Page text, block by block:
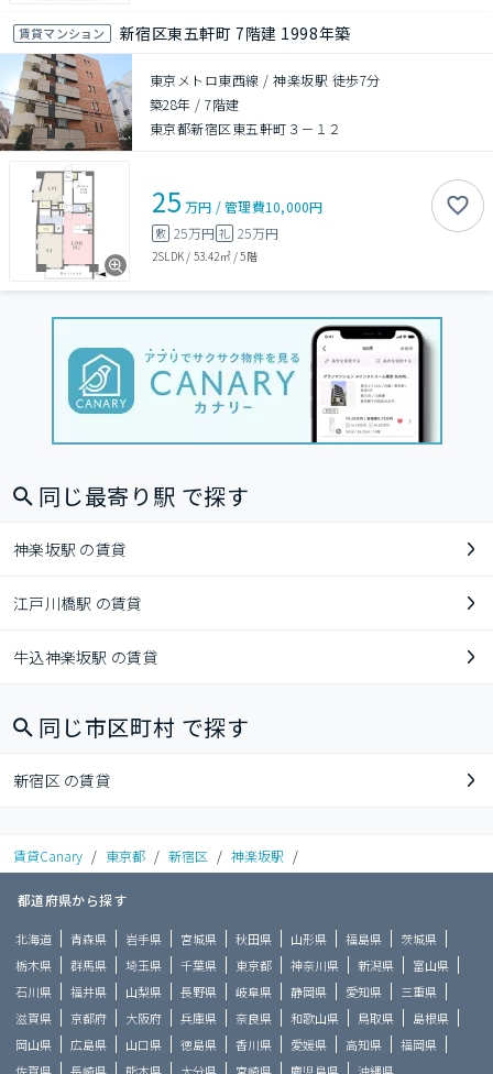
賃貸マンション 新宿区東五軒町 7階建 1998年築
東京メトロ東西線 / 神楽坂駅 徒歩7分
築28年 /7階建
東京都新宿区東五軒町３－１２
25 万円 /管理費10,000円
敷 25万円 礼 25万円
2SLDK / 53.42㎡/5階
同じ最寄り駅 で探す
神楽坂駅 の賃貸
江戸川橋駅 の賃貸
牛込神楽坂駅 の賃貸
同じ市区町村 で探す
新宿区 の賃貸
賃貸Canary / 東京都 / 新宿区 / 神楽坂駅 /
都道府県から探す
北海道 青森県 岩手県 宮城県 秋田県 山形県 福島県
茨城県
栃木県
群馬県 埼玉県 千葉県 東京都 神奈川県 新潟県
富山県
石川県
福井県 山梨県 長野県 岐阜県 静岡県 愛知県
三重県
滋賀県
京都府 大阪府 兵庫県 奈良県 和歌山県 鳥取県
島根県
岡山県
広島県 山口県 徳島県 香川県 愛媛県 高知県
福岡県